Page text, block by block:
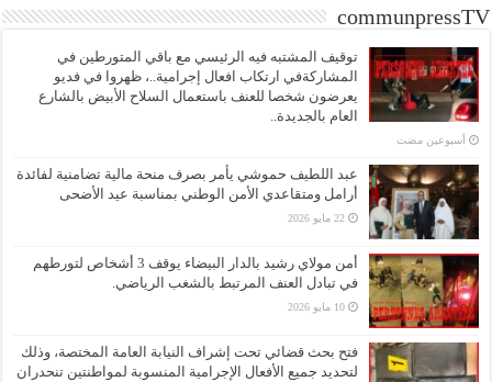
communpressTV
توقيف المشتبه فيه الرئيسي مع باقي المتورطين في
المشاركةفي ارتكاب افعال إجرامية..، ظهروا في فديو
يعرضون شخصا للعنف باستعمال السلاح الأبيض بالشارع
العام بالجديدة..
‏أسبوعين مضت
عبد اللطيف حموشي يأمر بصرف منحة مالية تضامنية لفائدة
أرامل ومتقاعدي الأمن الوطني بمناسبة عيد الأضحى
22 مايو 2026
أمن مولاي رشيد بالدار البيضاء يوقف 3 أشخاص لتورطهم
في تبادل العنف المرتبط بالشغب الرياضي.
10 مايو 2026
فتح بحث قضائي تحت إشراف النيابة العامة المختصة، وذلك
لتحديد جميع الأفعال الإجرامية المنسوبة لمواطنتين تنحدران